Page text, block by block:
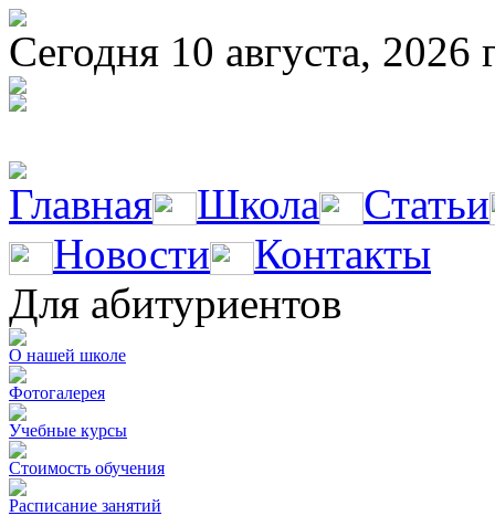
Сегодня 10 августа,
Главная Школа
Статьи
Новости
Контакты
Для абитуриентов
О нашей школе
Фотогалерея
Учебные курсы
Стоимость обучения
Расписание занятий